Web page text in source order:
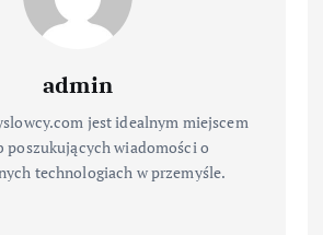
admin
jest idealnym miejscem
poszukujących wiadomości o
technologiach w przemyśle.